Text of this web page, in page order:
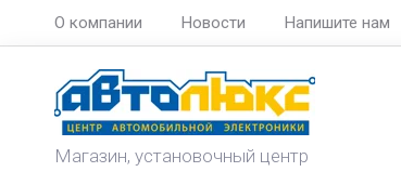
О компании Новости Напишите нам
Магазин, установочный центр